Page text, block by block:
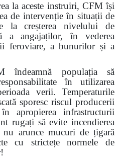
aceste instruiri, CFM își
de intervenție în situații de
la creșterea nivelului de
a angajaților, în vederea
feroviare, a bunurilor și a
îndeamnă populația să
în utilizarea
verii. Temperaturile
sporesc riscul producerii
apropierea infrastructurii
rugați să evite incendierea
nu arunce mucuri de țigară
cu strictețe normele de